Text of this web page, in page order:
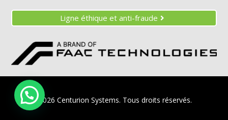
Ligne éthique et anti-fraude
© 2026 Centurion Systems. Tous droits réservés.